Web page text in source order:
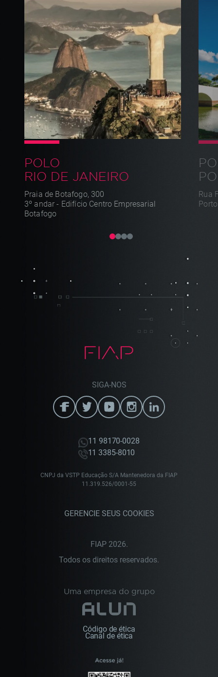
POLO
RIO DE JANEIRO
Praia de Botafogo, 300
3º andar - Edifício Centro Empresarial
Botafogo
Rua
SIGA-NOS
11 98170-0028
11 3385-8010
CNPJ da VSTP Educação S/A Mantenedora da FIAP
11.319.526/0001-55
GERENCIE SEUS COOKIES
FIAP 2026.
Todos os direitos reservados.
Uma empresa do grupo
Código de ética
Canal de ética